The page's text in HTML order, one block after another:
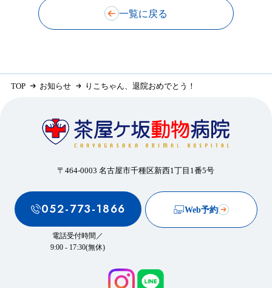
一覧に戻る
TOP お知らせ りこちゃん、退院おめでとう！
〒464-0003 名古屋市千種区新西1丁目1番5号
052-773-1866
電話受付時間／
9:00 - 17:30(無休)
Web予約